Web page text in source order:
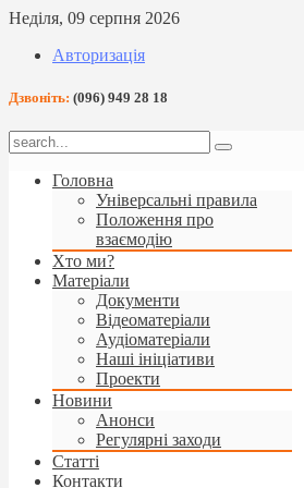
Неділя, 09 серпня 2026
Авторизація
Дзвоніть: (096) 949 28 18
Головна
Універсальні правила
Положення про
взаємодію
Хто ми?
Матеріали
Документи
Відеоматеріали
Аудіоматеріали
Наші ініціативи
Проекти
Новини
Анонси
Регулярні заходи
Статті
Контакти